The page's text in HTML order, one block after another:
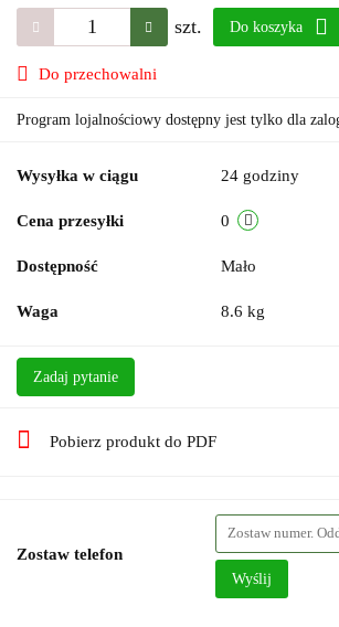
szt. Do koszyka
Do przechowalni
Program lojalnościowy dostępny jest tylko dla
Wysyłka w ciągu 24 godziny
Cena przesyłki 0
Dostępność Mało
Waga 8.6 kg
Zadaj pytanie
Pobierz produkt do PDF
Zostaw telefon
Wyślij